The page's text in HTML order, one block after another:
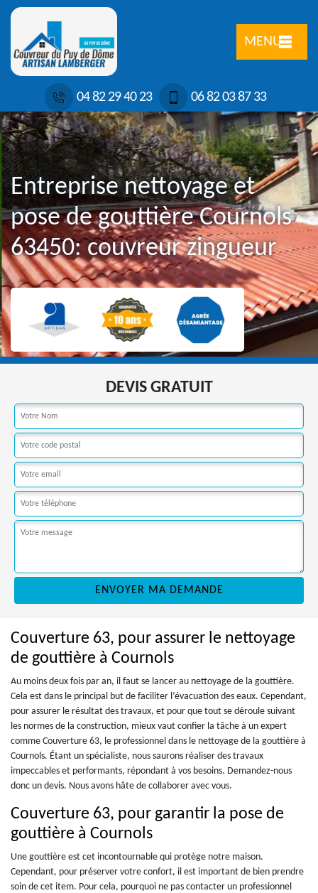
MENU
04 82 29 40 23 06 82 03 87 33
Entreprise nettoyage et
pose de gouttière Cournols
63450: couvreur zingueur
DEVIS GRATUIT
Couverture 63, pour assurer le nettoyage
de gouttière à Cournols
Au moins deux fois par an, il faut se lancer au nettoyage de la gouttière.
Cela est dans le principal but de faciliter l’évacuation des eaux. Cependant,
pour assurer le résultat des travaux, et pour que tout se déroule suivant
les normes de la construction, mieux vaut confier la tâche à un expert
comme Couverture 63, le professionnel dans le nettoyage de la gouttière à
Cournols. Étant un spécialiste, nous saurons réaliser des travaux
impeccables et performants, répondant à vos besoins. Demandez-nous
donc un devis. Nous avons hâte de collaborer avec vous.
Couverture 63, pour garantir la pose de
gouttière à Cournols
Une gouttière est cet incontournable qui protège notre maison.
Cependant, pour préserver votre confort, il est important de bien prendre
soin de cet item. Pour cela, pourquoi ne pas contacter un professionnel